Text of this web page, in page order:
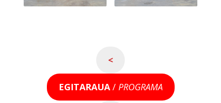
<
EGITARAUA/ PROGRAMA